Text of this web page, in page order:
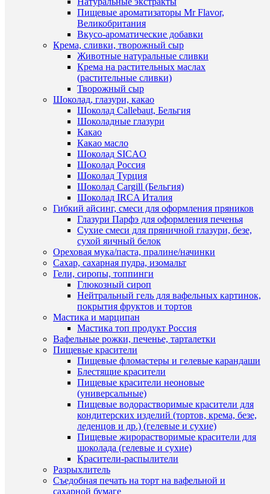
Пищевые ароматизаторы Mr Flavor,
Великобритания
Вкусо-ароматические добавки
Крема, сливки, творожный сыр
Животные натуральные сливки
Крема на растительных маслах
(растительные сливки)
Творожный сыр
Шоколад, глазури, какао
Шоколад Callebaut, Бельгия
Шоколадные глазури
Какао
Какао масло
Шоколад SICAO
Шоколад Россия
Шоколад Турция
Шоколад Cargill (Бельгия)
Шоколад IRCA Италия
Гибкий айсинг, смеси для оформления пряников
Глазури Парфэ для оформления печенья
Сухие смеси для пряничной глазури, безе,
сухой яичный белок
Ореховая мука/паста, пралине/начинки
Сахар, сахарная пудра, изомальт
Гели, сиропы, топпинги
Глюкозный сироп
Нейтральный гель для вафельных картинок,
покрытия фруктов и тортов
Мастика и марципан
Мастика топ продукт Россия
Вафельные рожки, печенье, тарталетки
Пищевые красители
Пищевые фломастеры и гелевые карандаши
Блестящие красители
Пищевые красители неоновые
(универсальные)
Пищевые водорастворимые красители для
кондитерских изделий (тортов, крема, безе,
леденцов и др.) (гелевые и сухие)
Пищевые жирорастворимые красители для
шоколада (гелевые и сухие)
Красители-распылители
Разрыхлитель
Съедобная печать на торт на вафельной и
сахарной бумаге
1
клик
Быстрый
для
Купить
в
клик
Быстрый
Форма